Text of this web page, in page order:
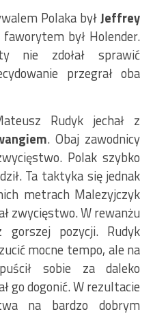
Polaka byłJeffrey
był Holender.
nie zdołał sprawić
przegrał oba
Rudyk jechał z
. Obaj zawodnicy
Polak szybko
Ta taktyka się jednak
metrach Malezyjczyk
zwycięstwo. W rewanżu
gorszej pozycji. Rudyk
mocne tempo, ale na
sobie za daleko
go dogonić. W rezultacie
na bardzo dobrym